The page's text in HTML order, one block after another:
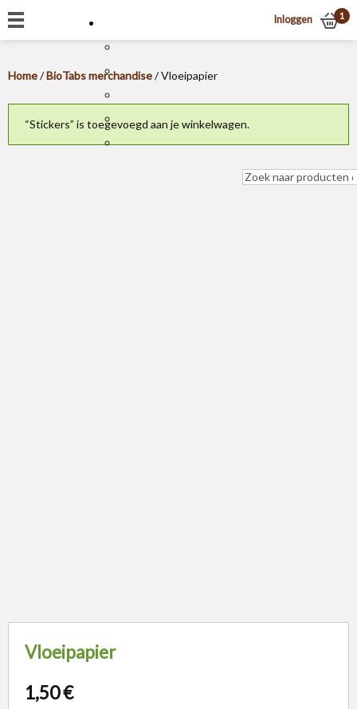
Inloggen 1
Home/BioTabs merchandise/ Vloeipapier
“Stickers” is toegevoegd aan je winkelwagen.
Vloeipapier
1,50€